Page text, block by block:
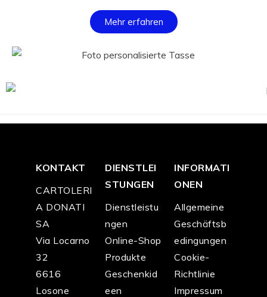
Mehr erfahren
KONTAKT
CARTOLERI
A DONATI
SA
Via Locarno
32
6616
Losone
DIENSTLEI
STUNGEN
Dienstleistu
ngen
Online-Shop
Produkte
Geschenkid
een
INFORMATI
ONEN
Allgemeine
Geschäftsb
edingungen
Cookie-
Richtlinie
Impressum